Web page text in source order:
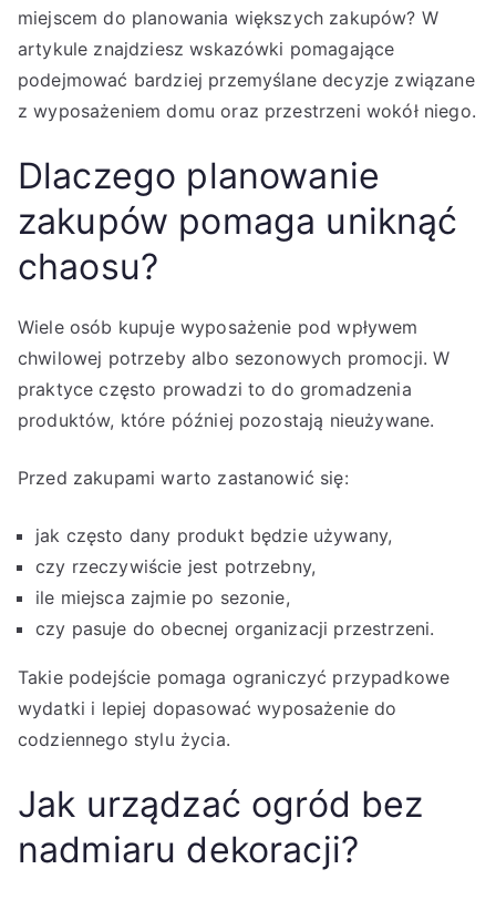
miejscem do planowania większych zakupów? W
artykule znajdziesz wskazówki pomagające
podejmować bardziej przemyślane decyzje związane
z wyposażeniem domu oraz przestrzeni wokół niego.
Dlaczego planowanie
zakupów pomaga uniknąć
chaosu?
Wiele osób kupuje wyposażenie pod wpływem
chwilowej potrzeby albo sezonowych promocji. W
praktyce często prowadzi to do gromadzenia
produktów, które później pozostają nieużywane.
Przed zakupami warto zastanowić się:
jak często dany produkt będzie używany,
czy rzeczywiście jest potrzebny,
ile miejsca zajmie po sezonie,
czy pasuje do obecnej organizacji przestrzeni.
Takie podejście pomaga ograniczyć przypadkowe
wydatki i lepiej dopasować wyposażenie do
codziennego stylu życia.
Jak urządzać ogród bez
nadmiaru dekoracji?